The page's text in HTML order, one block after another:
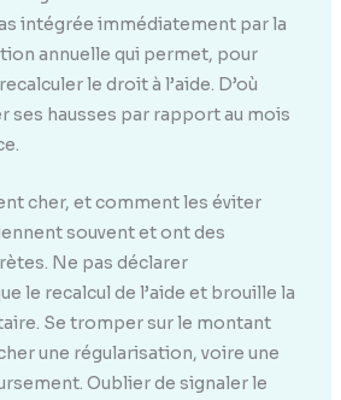
intégrée immédiatement par la
annuelle qui permet, pour
le droit à l’aide. D’où
ses hausses par rapport au mois
cher, et comment les éviter
souvent et ont des
Ne pas déclarer
le recalcul de l’aide et brouille la
Se tromper sur le montant
une régularisation, voire une
Oublier de signaler le